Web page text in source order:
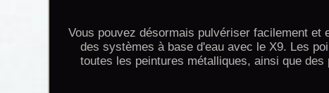
Vous pouvez désormais pulvériser facilement
des systèmes à base d'eau avec le X9. Les
toutes les peintures métalliques, ainsi que